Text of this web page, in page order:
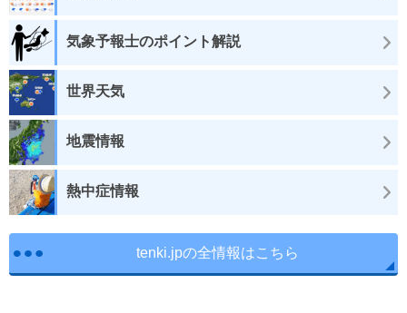
気象予報士のポイント解説
世界天気
地震情報
熱中症情報
tenki.jpの全情報はこちら